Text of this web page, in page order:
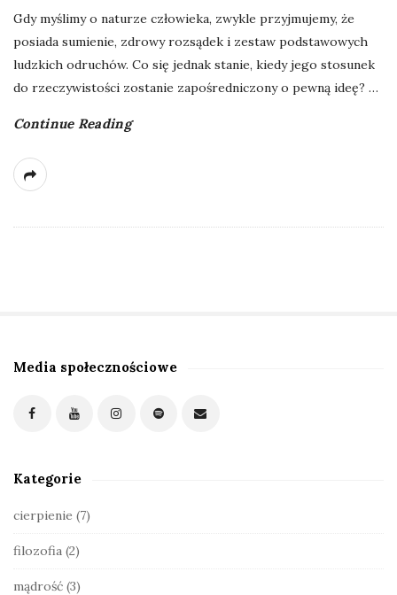
r
y
Gdy myślimy o naturze człowieka, zwykle przyjmujemy, że
posiada sumienie, zdrowy rozsądek i zestaw podstawowych
ludzkich odruchów. Co się jednak stanie, kiedy jego stosunek
do rzeczywistości zostanie zapośredniczony o pewną ideę? …
Continue Reading
S
d
a
Media społecznościowe
Kategorie
cierpienie (7)
filozofia (2)
mądrość (3)